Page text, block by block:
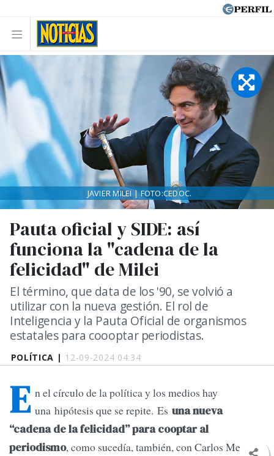
POLÍTICA | 12-09-2024 04:34
Pauta oficial y SIDE: así
funciona la "cadena de la
felicidad" de Milei
El término, que data de los '90, se volvió a
utilizar con la nueva gestión. El rol de
Inteligencia y la Pauta Oficial de organismos
estatales para coooptar periodistas.
JAVIER MILEI | FOTO:CEDOC.
E n el círculo de la política y los medios hay
una hipótesis que se repite. Es una nueva
“cadena de la felicidad” para cooptar al
periodismo, como sucedía, también, con Carlos Menem